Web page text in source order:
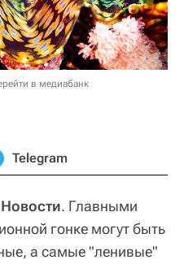
в медиабанк
Telegram
. Главными
гонке могут быть
а самые "ленивые"